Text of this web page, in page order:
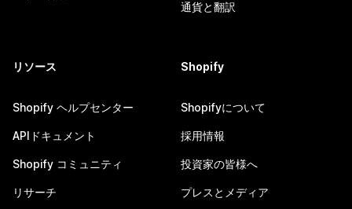
通貨と翻訳
リソース
Shopify ヘルプセンター
APIドキュメント
Shopify コミュニティ
リサーチ
Shopify
Shopifyについて
採用情報
投資家の皆様へ
プレスとメディア